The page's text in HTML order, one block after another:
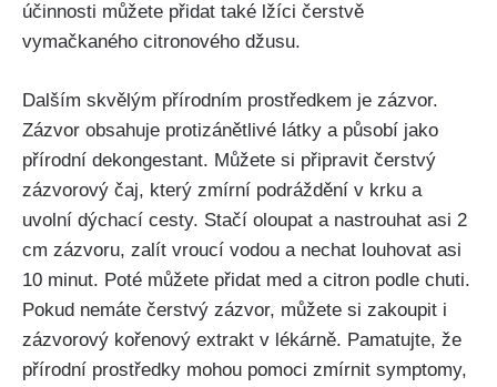
účinnosti můžete přidat také⁢ lžíci čerstvě
vymačkaného ⁤citronového džusu.
Dalším skvělým přírodním prostředkem je zázvor.
Zázvor obsahuje protizánětlivé látky a působí ⁤jako
‌přírodní dekongestant. Můžete si​ připravit čerstvý
zázvorový čaj, ⁣který zmírní podráždění ⁣v krku a
uvolní dýchací cesty. Stačí oloupat a nastrouhat​ asi 2
cm zázvoru, zalít vroucí vodou⁣ a nechat louhovat asi
10 minut. Poté můžete přidat med a‍ citron podle⁢ chuti.
‌Pokud nemáte čerstvý zázvor, můžete si zakoupit i
zázvorový kořenový extrakt v lékárně. Pamatujte, že
⁤přírodní prostředky mohou pomoci zmírnit symptomy,